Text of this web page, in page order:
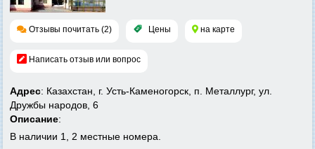
Отзывы почитать (2) Цены на карте
Написать отзыв или вопрос
Адрес: Казахстан, г. Усть-Каменогорск, п. Металлург, ул.
Дружбы народов, 6
Описание:
В наличии 1, 2 местные номера.